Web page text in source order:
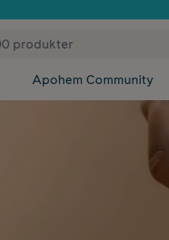
✓ Fri frakt
Apohem Community